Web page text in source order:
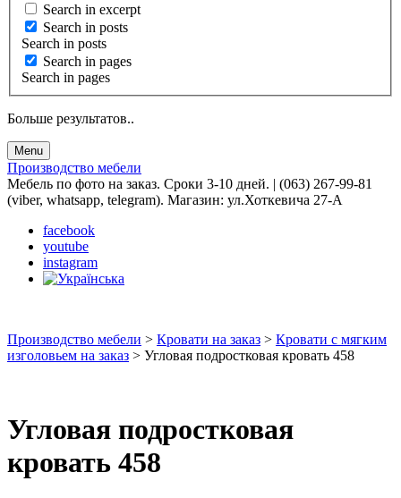
Search in excerpt
Search in posts
Search in posts
Search in pages
Search in pages
Больше результатов..
Menu
Производство мебели
Мебель по фото на заказ. Сроки 3-10 дней. | (063) 267-99-81
(viber, whatsapp, telegram). Магазин: ул.Хоткевича 27-А
facebook
youtube
instagram
Производство мебели > Кровати на заказ > Кровати с мягким
изголовьем на заказ > Угловая подростковая кровать 458
Угловая подростковая
кровать 458